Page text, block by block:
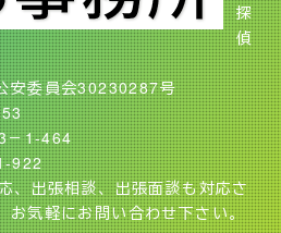
探
偵
安委員会30230287号
－1-464
922
、出張相談、出張面談も対応さ
お気軽にお問い合わせ下さい。